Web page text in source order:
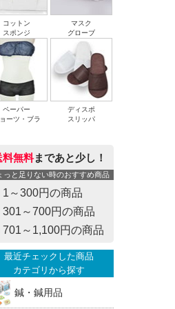
コットン
スポンジ
マスク
グローブ
ペーパー
ーツ・ブラ
ディスポ
スリッパ
料無料まであと少し！
っと足りない時のおすすめ商品
1～300円の商品
301～700円の商品
701～1,100円の商品
最近チェックした商品
カテゴリから探す
鍼・鍼用品